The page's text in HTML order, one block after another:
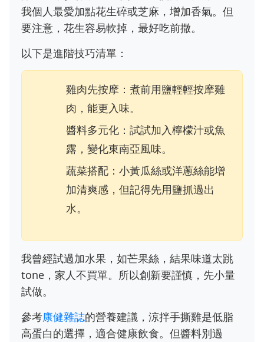
我個人最愛加點花生碎或芝麻，增加香氣。但
要注意，花生容易軟掉，最好吃前撒。
以下是進階技巧清單：
雞肉先按摩：煮前用鹽輕輕按摩雞
肉，能更入味。
醬料多元化：試試加入檸檬汁或魚
露，變化東南亞風味。
蔬菜搭配：小黃瓜絲或洋蔥絲能增
加清爽感，但記得先用鹽抓過出
水。
我曾經試過加水果，如芒果絲，結果味道太跳
tone，家人不買單。所以創新要謹慎，先小量
試做。
參考康健雜誌的營養建議，涼拌手撕雞是低脂
高蛋白的選擇，適合健康飲食。但醬料別過